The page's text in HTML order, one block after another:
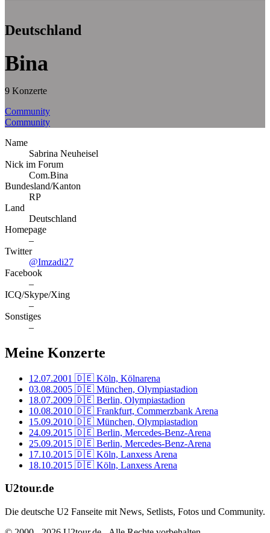
Deutschland
Bina
9 Konzerte
Community
Community
Name
Sabrina Neuheisel
Nick im Forum
Com.Bina
Bundesland/Kanton
RP
Land
Deutschland
Homepage
–
Twitter
@Imzadi27
Facebook
–
ICQ/Skype/Xing
–
Sonstiges
–
Meine Konzerte
12.07.2001 🇩🇪 Köln, Kölnarena
03.08.2005 🇩🇪 München, Olympiastadion
18.07.2009 🇩🇪 Berlin, Olympiastadion
10.08.2010 🇩🇪 Frankfurt, Commerzbank Arena
15.09.2010 🇩🇪 München, Olympiastadion
24.09.2015 🇩🇪 Berlin, Mercedes-Benz-Arena
25.09.2015 🇩🇪 Berlin, Mercedes-Benz-Arena
17.10.2015 🇩🇪 Köln, Lanxess Arena
18.10.2015 🇩🇪 Köln, Lanxess Arena
U2tour.de
Die deutsche U2 Fanseite mit News, Setlists, Fotos und Community.